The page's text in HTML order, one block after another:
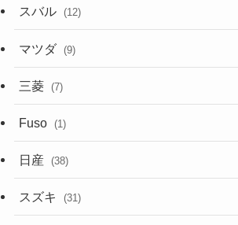
スバル (12)
マツダ (9)
三菱 (7)
Fuso (1)
日産 (38)
スズキ (31)